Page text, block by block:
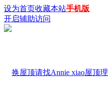
设为首页收藏本站手机版
开启辅助访问